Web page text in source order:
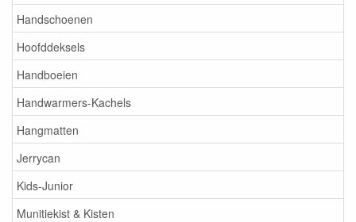
Handschoenen
Hoofddeksels
Handboeien
Handwarmers-Kachels
Hangmatten
Jerrycan
Kids-Junior
Munitiekist & Kisten